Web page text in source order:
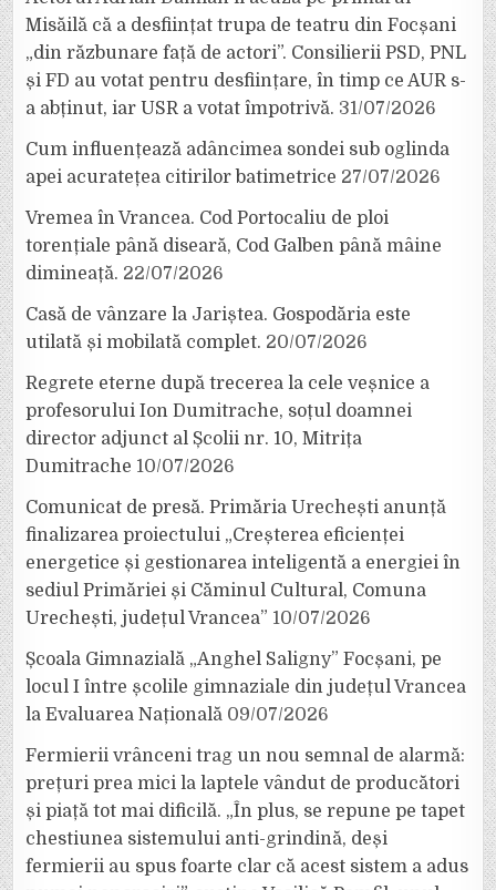
Misăilă că a desființat trupa de teatru din Focșani
„din răzbunare față de actori”. Consilierii PSD, PNL
și FD au votat pentru desființare, în timp ce AUR s-
a abținut, iar USR a votat împotrivă. 31/07/2026
Cum influențează adâncimea sondei sub oglinda
apei acuratețea citirilor batimetrice 27/07/2026
Vremea în Vrancea. Cod Portocaliu de ploi
torențiale până diseară, Cod Galben până mâine
dimineață. 22/07/2026
Casă de vânzare la Jariștea. Gospodăria este
utilată și mobilată complet. 20/07/2026
Regrete eterne după trecerea la cele veșnice a
profesorului Ion Dumitrache, soțul doamnei
director adjunct al Școlii nr. 10, Mitrița
Dumitrache 10/07/2026
Comunicat de presă. Primăria Urechești anunță
finalizarea proiectului „Creșterea eficienței
energetice și gestionarea inteligentă a energiei în
sediul Primăriei și Căminul Cultural, Comuna
Urechești, județul Vrancea” 10/07/2026
Școala Gimnazială „Anghel Saligny” Focșani, pe
locul I între școlile gimnaziale din județul Vrancea
la Evaluarea Națională 09/07/2026
Fermierii vrânceni trag un nou semnal de alarmă:
prețuri prea mici la laptele vândut de producători
și piață tot mai dificilă. „În plus, se repune pe tapet
chestiunea sistemului anti-grindină, deși
fermierii au spus foarte clar că acest sistem a adus